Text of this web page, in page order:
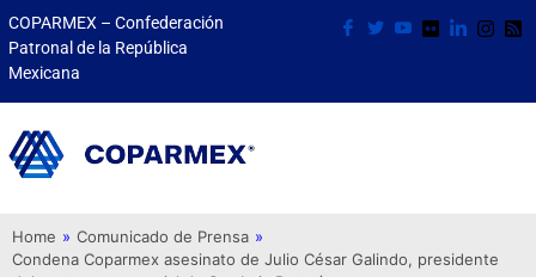
COPARMEX – Confederación
Patronal de la República
Mexicana
Home » Comunicado de Prensa »
Condena Coparmex asesinato de Julio César Galindo, presidente